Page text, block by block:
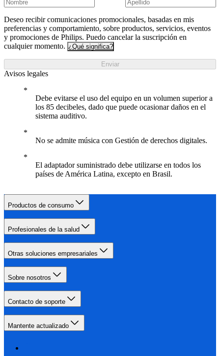
Deseo recibir comunicaciones promocionales, basadas en mis
preferencias y comportamiento, sobre productos, servicios, eventos
y promociones de Philips. Puedo cancelar la suscripción en
cualquier momento. ¿Qué significa?
Enviar
Avisos legales
Debe evitarse el uso del equipo en un volumen superior a
los 85 decibeles, dado que puede ocasionar daños en el
sistema auditivo.
No se admite música con Gestión de derechos digitales.
El adaptador suministrado debe utilizarse en todos los
países de América Latina, excepto en Brasil.
Productos de consumo
Profesionales de la salud
Otras soluciones empresariales
Sobre nosotros
Contacto de soporte
Mantente actualizado